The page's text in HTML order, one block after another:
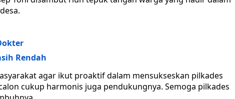
Rendah
agar ikut proaktif dalam mensukseskan pilkades
cukup harmonis juga pendukungnya. Semoga pilkades